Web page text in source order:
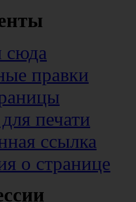
сюда
правки
печати
ссылка
о странице